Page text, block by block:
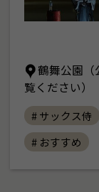
鶴舞公園（
覧ください）
# サックス侍
# おすすめ